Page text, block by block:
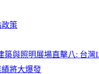
策
築與照明展場直擊八: 台灣
將大爆發